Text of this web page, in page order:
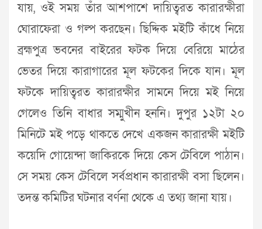
যায়, ওই সময় তাঁর আশপাশে দায়িত্বরত কারারক্ষীরা
ঘোরাফেরা ও গল্প করছেন। ছিদ্দিক মইটি কাঁধে নিয়ে
ব্রহ্মপুত্র ভবনের বাইরের ফটক দিয়ে বেরিয়ে মাঠের
ভেতর দিয়ে কারাগারের মূল ফটকের দিকে যান। মূল
ফটকে দায়িত্বরত কারারক্ষীর সামনে দিয়ে মই নিয়ে
গেলেও তিনি বাধার সম্মুখীন হননি। দুপুর ১২টা ২০
মিনিটে মই পড়ে থাকতে দেখে একজন কারারক্ষী মইটি
কয়েদি গোয়েন্দা জাকিরকে দিয়ে কেস টেবিলে পাঠান।
সে সময় কেস টেবিলে সর্বপ্রধান কারারক্ষী বসা ছিলেন।
তদন্ত কমিটির ঘটনার বর্ণনা থেকে এ তথ্য জানা যায়।